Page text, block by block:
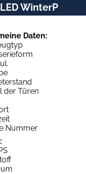
WinterP
Daten:
der Türen
Nummer